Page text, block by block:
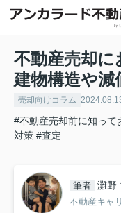
不動産売却に
建物構造や
売却向けコラム
#不動産売却前に知って
対策 #査定
筆者 灘野
不動産キャ